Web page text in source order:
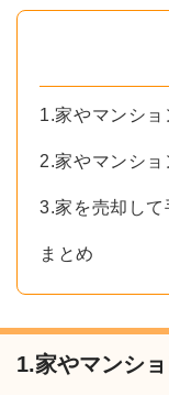
1.家やマンシ
2.家やマンシ
3.家を売却し
まとめ
1.家やマンシ